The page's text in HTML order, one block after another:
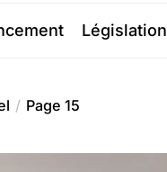
Législation
Page 15